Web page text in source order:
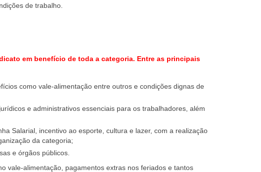
de trabalho.
em benefício de toda a categoria. Entre as principais
como vale-alimentação entre outros e condições dignas de
e administrativos essenciais para os trabalhadores, além
Salarial, incentivo ao esporte, cultura e lazer, com a realização
da categoria;
e órgãos públicos.
vale-alimentação, pagamentos extras nos feriados e tantos